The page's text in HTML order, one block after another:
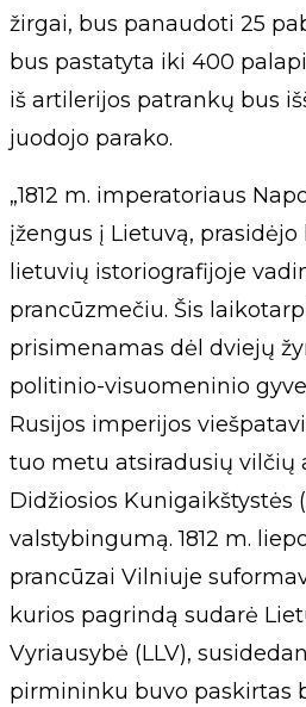
žirgai, bus panaudoti 25
bus pastatyta iki 400
iš artilerijos patrankų bus
juodojo parako.
„1812 m. imperatoriaus
įžengus į Lietuvą,
lietuvių istoriografijoje
prancūzmečiu. Šis
prisimenamas dėl dviejų
politinio-visuomeninio
Rusijos imperijos
tuo metu atsiradusių vilčių
Didžiosios Kunigaikštystės
valstybingumą. 1812 m.
prancūzai Vilniuje
kurios pagrindą sudarė
Vyriausybė (LLV),
pirmininku buvo paskirtas